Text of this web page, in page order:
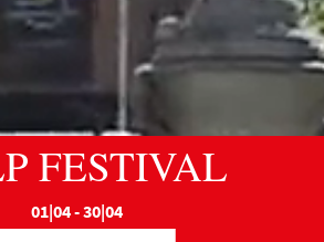
FESTIVAL
01|04 - 30|04